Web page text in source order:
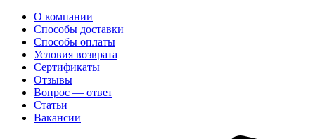
О компании
Способы доставки
Способы оплаты
Условия возврата
Сертификаты
Отзывы
Вопрос — ответ
Статьи
Вакансии